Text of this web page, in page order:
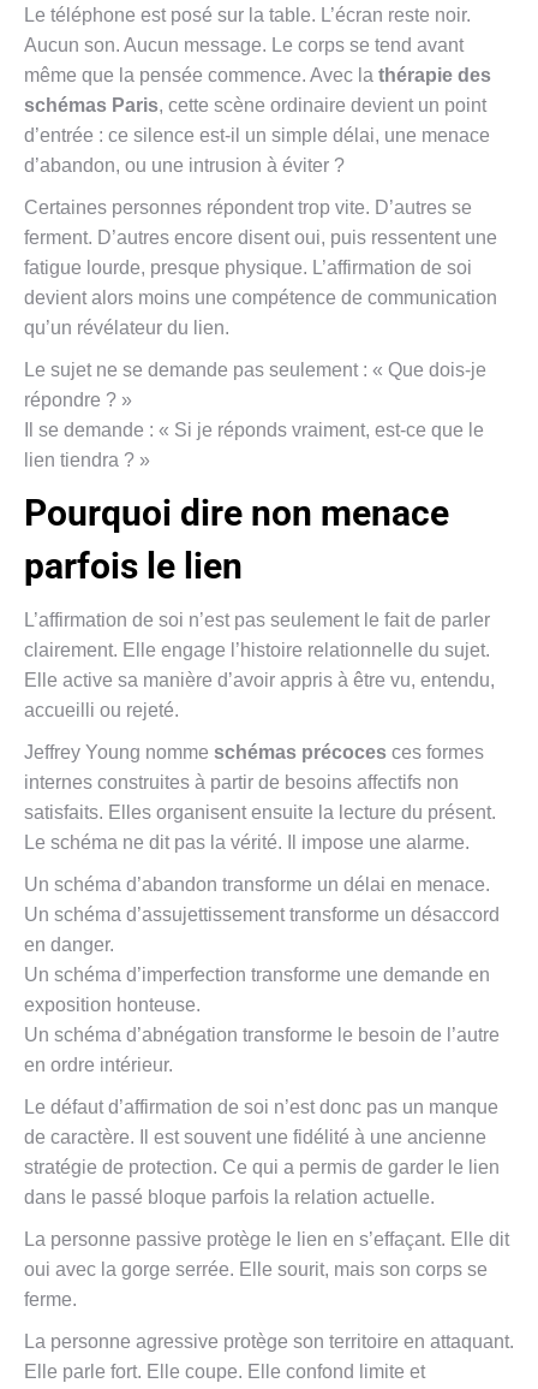
Le téléphone est posé sur la table. L’écran reste noir.
Aucun son. Aucun message. Le corps se tend avant
même que la pensée commence. Avec la thérapie des
schémas Paris, cette scène ordinaire devient un point
d’entrée : ce silence est-il un simple délai, une menace
d’abandon, ou une intrusion à éviter ?
Certaines personnes répondent trop vite. D’autres se
ferment. D’autres encore disent oui, puis ressentent une
fatigue lourde, presque physique. L’affirmation de soi
devient alors moins une compétence de communication
qu’un révélateur du lien.
Le sujet ne se demande pas seulement : « Que dois-je
répondre ? »
Il se demande : « Si je réponds vraiment, est-ce que le
lien tiendra ? »
Pourquoi dire non menace
parfois le lien
L’affirmation de soi n’est pas seulement le fait de parler
clairement. Elle engage l’histoire relationnelle du sujet.
Elle active sa manière d’avoir appris à être vu, entendu,
accueilli ou rejeté.
Jeffrey Young nomme schémas précoces ces formes
internes construites à partir de besoins affectifs non
satisfaits. Elles organisent ensuite la lecture du présent.
Le schéma ne dit pas la vérité. Il impose une alarme.
Un schéma d’abandon transforme un délai en menace.
Un schéma d’assujettissement transforme un désaccord
en danger.
Un schéma d’imperfection transforme une demande en
exposition honteuse.
Un schéma d’abnégation transforme le besoin de l’autre
en ordre intérieur.
Le défaut d’affirmation de soi n’est donc pas un manque
de caractère. Il est souvent une fidélité à une ancienne
stratégie de protection. Ce qui a permis de garder le lien
dans le passé bloque parfois la relation actuelle.
La personne passive protège le lien en s’effaçant. Elle dit
oui avec la gorge serrée. Elle sourit, mais son corps se
ferme.
La personne agressive protège son territoire en attaquant.
Elle parle fort. Elle coupe. Elle confond limite et